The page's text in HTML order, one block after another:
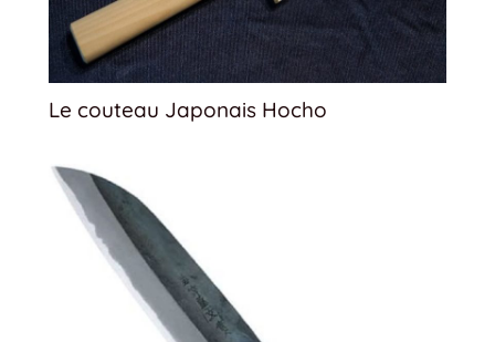
Le couteau Japonais Hocho